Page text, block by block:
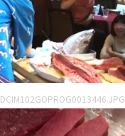
DCIM102GOPROG0013446.JPG